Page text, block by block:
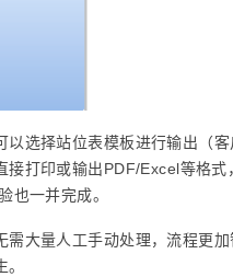
以选择站位表模板进行输出（
接打印或输出PDF/Excel等格式
也一并完成。
需大量人工手动处理，流程更